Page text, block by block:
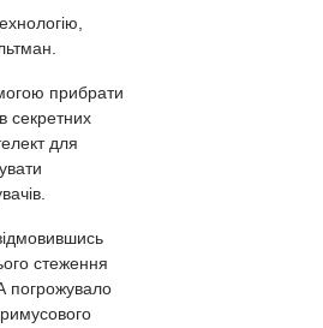
прибрати
секретних
для
стеження
погрожувало